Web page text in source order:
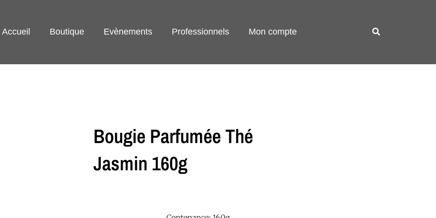
Accueil Boutique Evènements Professionnels Mon compte
Bougie Parfumée Thé
Jasmin 160g